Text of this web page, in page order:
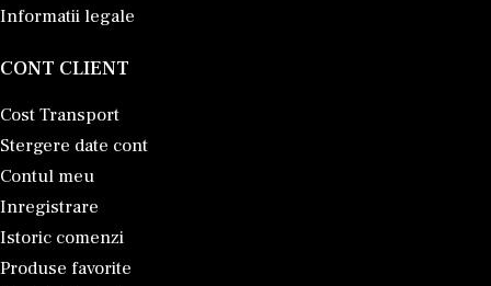
Informatii legale
CONT CLIENT
Cost Transport
Stergere date cont
Contul meu
Inregistrare
Istoric comenzi
Produse favorite